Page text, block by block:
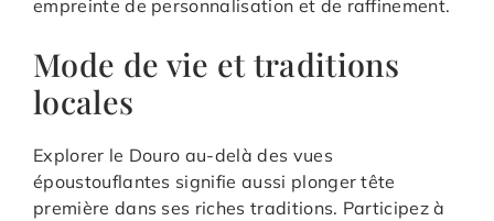
empreinte de personnalisation et de raffinement.
Mode de vie et traditions
locales
Explorer le Douro au-delà des vues
époustouflantes signifie aussi plonger tête
première dans ses riches traditions. Participez à